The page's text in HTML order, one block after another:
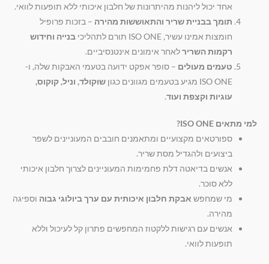
אחד יכול ליהנות מהיתרונות של חלבון איכותי ללא תופעות לוואי.
תומך בבניית שריר והתאוששות מהירה – בזכות פרופיל
חומצות אמינו עשיר, ISO ONE תורם לתהליכי
בנייה וחידוש
רקמות השרירלאחר אימונים אינטנסיביים.
טעמים מעולים – סופר אפקט ידועה בטעמי האבקות שלה, ו-
ISO ONE מגיע בטעמים מגוונים כגון
שוקולד, וניל, קוקוס,
עוגיות וקצפת ועוד.
למי מתאים ISO ONE?
ספורטאים מקצועיים ומתאמנים חובבים המעוניינים לשפר
ביצועים ולהגדיל מסת שריר.
אנשים בדיאטה דלת פחמימות המעוניינים לצרוך חלבון איכותי
ללא סוכר.
מי שמחפש אבקת חלבון איכותית עם ערך ביולוגי גבוה וספיגה
מהירה.
אנשים עם רגישות ללקטוז המחפשים פתרון קל לעיכול וללא
תופעות לוואי.